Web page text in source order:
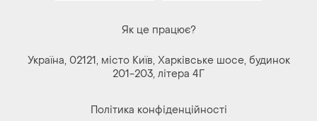
Як це працює?
Україна, 02121, місто Київ, Харківське шосе, будинок
201-203, літера 4Г
Політика конфіденційності